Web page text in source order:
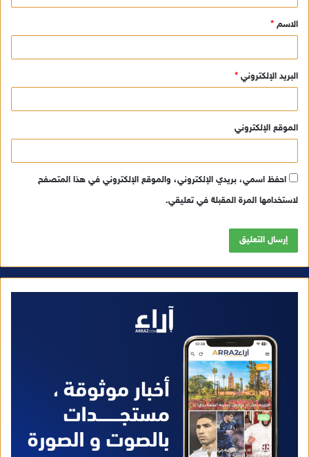
ق
*
الاسم *
البريد الإلكتروني *
الموقع الإلكتروني
احفظ اسمي، بريدي الإلكتروني، والموقع الإلكتروني في هذا المتصفح
لاستخدامها المرة المقبلة في تعليقي.